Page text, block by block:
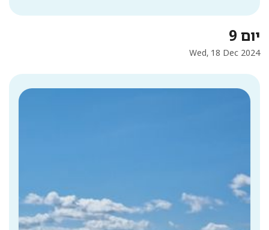
יום 9
Wed, 18 Dec 2024